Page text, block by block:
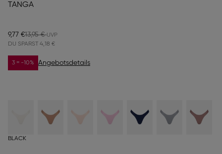
TANGA
9,77 €13,95 €
DU SPARST 4,18 €
3 = -10% Angebotsdetails
BLACK